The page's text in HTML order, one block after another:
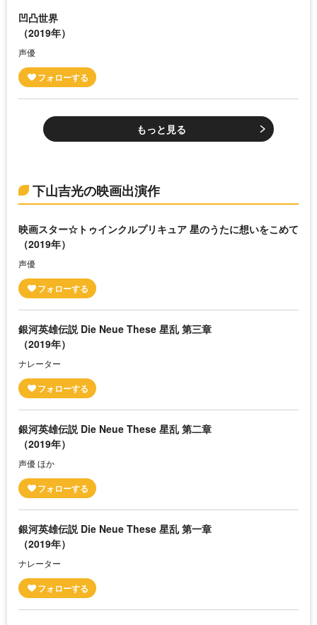
凹凸世界
（2019年）
声優
もっと見る
下山吉光の映画出演作
映画スター☆トゥインクルプリキュア 星のうたに想いをこめて
（2019年）
声優
銀河英雄伝説 Die Neue These 星乱 第三章
（2019年）
ナレーター
銀河英雄伝説 Die Neue These 星乱 第二章
（2019年）
声優 ほか
銀河英雄伝説 Die Neue These 星乱 第一章
（2019年）
ナレーター